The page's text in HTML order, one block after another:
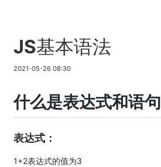
JS基本语法
2021-05-26 08:30
什么是表达式和语句
表达式：
1+2表达式的值为3